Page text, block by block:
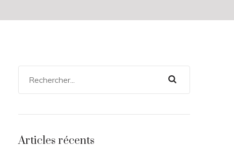
Articles récents